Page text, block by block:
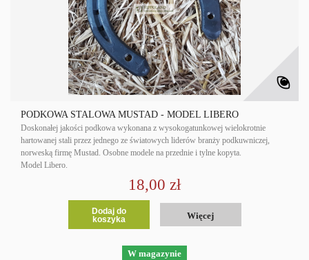
PODKOWA STALOWA MUSTAD - MODEL LIBERO
Doskonałej jakości podkowa wykonana z wysokogatunkowej wielokrotnie
hartowanej stali przez jednego ze światowych liderów branży podkuwniczej,
norweską firmę Mustad. Osobne modele na przednie i tylne kopyta.
Model Libero.
18,00 zł
Dodaj do
koszyka
Więcej
W magazynie